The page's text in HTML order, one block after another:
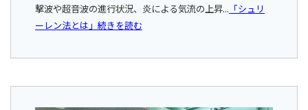
撃波や超音波の進行状況、炎による気流の上昇... 「シュリ
ーレン法とは」続きを読む